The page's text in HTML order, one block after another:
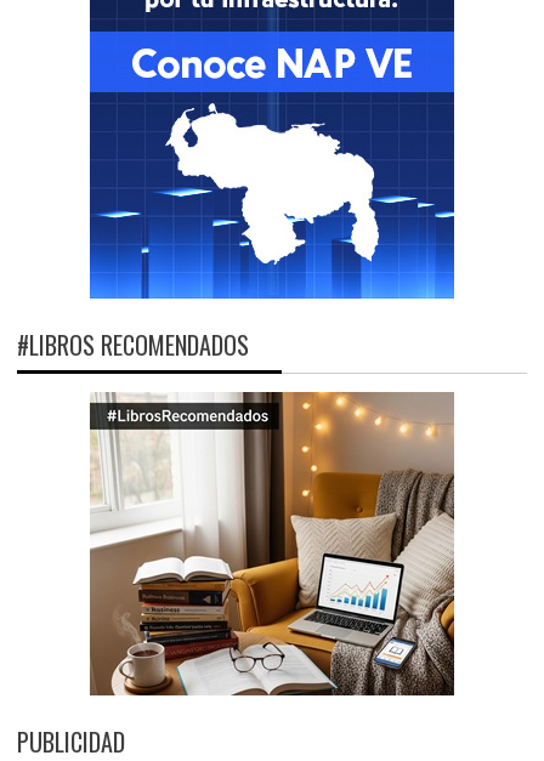
#LIBROS RECOMENDADOS
PUBLICIDAD